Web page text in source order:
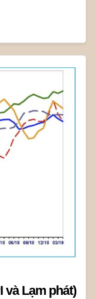
và Lạm phát)